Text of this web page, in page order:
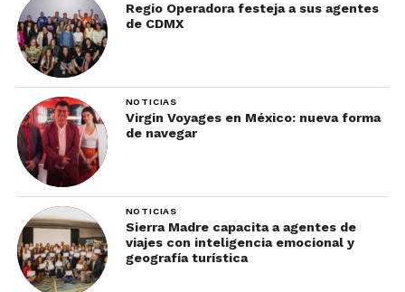
Regio Operadora festeja a sus agentes
de CDMX
NOTICIAS
Virgin Voyages en México: nueva forma
de navegar
NOTICIAS
Sierra Madre capacita a agentes de
viajes con inteligencia emocional y
geografía turística